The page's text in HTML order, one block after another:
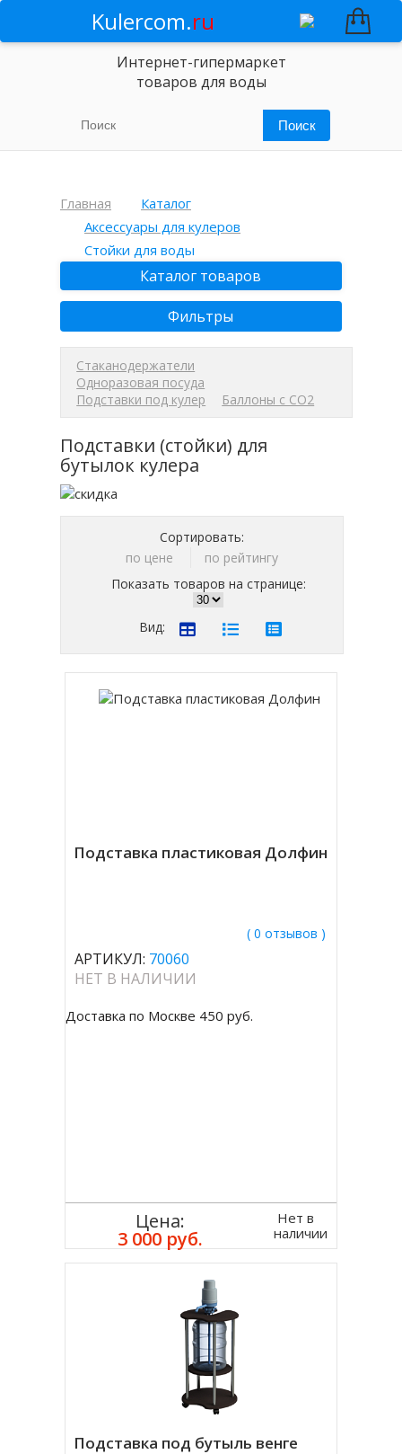
Kulercom.ru
Интернет-гипермаркет
товаров для воды
Главная
Каталог
Аксессуары для кулеров
Стойки для воды
Каталог товаров
Фильтры
Стаканодержатели
Одноразовая посуда
Подставки под кулер
Баллоны с СО2
Подставки (стойки) для
бутылок кулера
Сортировать:
по цене
по рейтингу
Показать товаров на странице:
Вид:
Подставка пластиковая Долфин
( 0 отзывов )
АРТИКУЛ: 70060
НЕТ В НАЛИЧИИ
Доставка по Москве 450 руб.
Цена:
3 000 руб.
Нет в
наличии
Подставка под бутыль венге